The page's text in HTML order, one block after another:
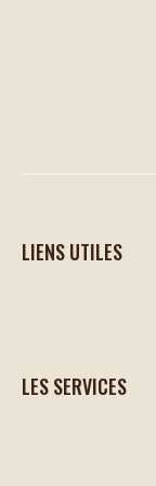
LIENS UTILES
LES SERVICES